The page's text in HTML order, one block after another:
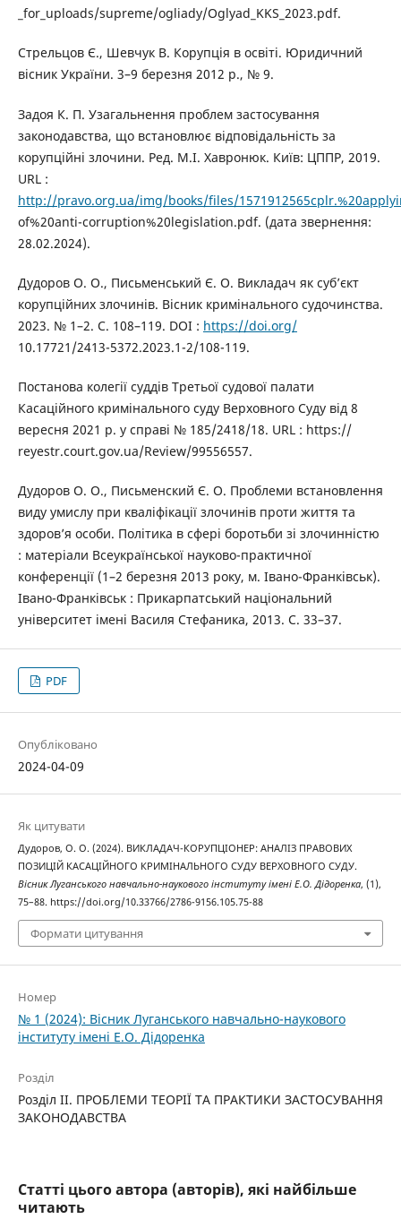
_for_uploads/supreme/ogliady/Oglyad_KKS_2023.pdf.
Стрельцов Є., Шевчук В. Корупція в освіті. Юридичний
вісник України. 3–9 березня 2012 р., № 9.
Задоя К. П. Узагальнення проблем застосування
законодавства, що встановлює відповідальність за
корупційні злочини. Ред. М.І. Хавронюк. Київ: ЦППР, 2019.
URL :
http://pravo.org.ua/img/books/files/
of%20anti-corruption%20legislation.pdf. (дата звернення:
28.02.2024).
Дудоров О. О., Письменський Є. О. Викладач як суб’єкт
корупційних злочинів. Вісник кримінального судочинства.
2023. № 1–2. С. 108–119. DOI : https://doi.org/
10.17721/2413-5372.2023.1-2/108-119.
Постанова колегії суддів Третьої судової палати
Касаційного кримінального суду Верховного Суду від 8
вересня 2021 р. у справі № 185/2418/18. URL : https://
reyestr.court.gov.ua/Review/99556557.
Дудоров О. О., Письменский Є. О. Проблеми встановлення
виду умислу при кваліфікації злочинів проти життя та
здоров’я особи. Політика в сфері боротьби зі злочинністю
: матеріали Всеукраїнської науково-практичної
конференції (1–2 березня 2013 року, м. Івано-Франківськ).
Івано-Франківськ : Прикарпатський національний
університет імені Василя Стефаника, 2013. С. 33–37.
PDF
Опубліковано
2024-04-09
Як цитувати
Дудоров, О. О. (2024). ВИКЛАДАЧ-КОРУПЦІОНЕР: АНАЛІЗ ПРАВОВИХ
ПОЗИЦІЙ КАСАЦІЙНОГО КРИМІНАЛЬНОГО СУДУ ВЕРХОВНОГО СУДУ.
Вісник Луганського навчально-наукового інституту імені Е.О. Дідоренка, (1),
75–88. https://doi.org/10.33766/2786-9156.105.75-88
Формати цитування
Номер
№ 1 (2024): Вісник Луганського навчально-наукового
інституту імені Е.О. Дідоренка
Розділ
Розділ II. ПРОБЛЕМИ ТЕОРІЇ ТА ПРАКТИКИ ЗАСТОСУВАННЯ
ЗАКОНОДАВСТВА
Статті цього автора (авторів), які найбільше
читають